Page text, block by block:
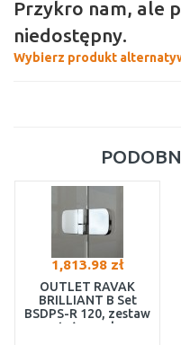
Przykro nam, ale
niedostępny.
Wybierz produkt
1,813.98 zł
OUTLET RAVAK
BRILLIANT B Set
BSDPS-R 120, zestaw
montażowy chrom